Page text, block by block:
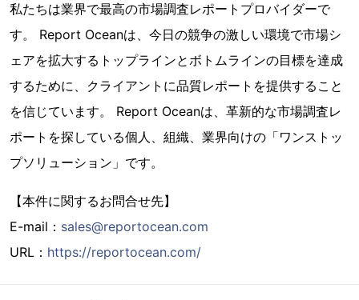
私たちは業界で最高の市場調査レポートプロバイダーで
す。 Report Oceanは、今日の競争の激しい環境で市場シ
ェアを拡大するトップラインとボトムラインの目標を達成
するために、クライアントに品質レポートを提供すること
を信じています。 Report Oceanは、革新的な市場調査レ
ポートを探している個人、組織、業界向けの「ワンストッ
プソリューション」です。
【本件に関するお問合せ先】
E-mail： sales@reportocean.com
URL： https://reportocean.com/